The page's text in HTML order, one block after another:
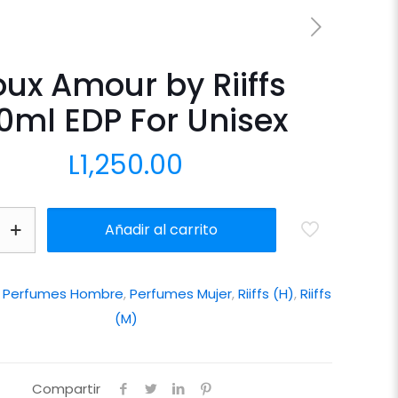
Amour by Riiffs
EDP For Unisex
L1,250.00
Añadir al carrito
Perfumes Hombre,Perfumes Mujer,Riiffs (H),Riiffs
(M)
Compartir